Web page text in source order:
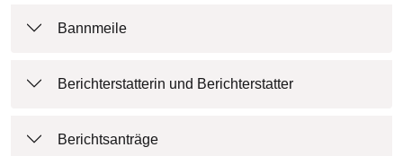
Bannmeile
Berichterstatterin und Berichterstatter
Berichtsanträge